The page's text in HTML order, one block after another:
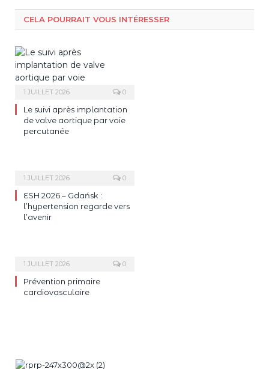
CELA POURRAIT VOUS INTÉRESSER
1 JUILLET 2026 0
Le suivi après implantation
de valve aortique par voie
percutanée
1 JUILLET 2026 0
ESH 2026 – Gdańsk :
l’hypertension regarde vers
l’avenir
1 JUILLET 2026 0
Prévention primaire
cardiovasculaire